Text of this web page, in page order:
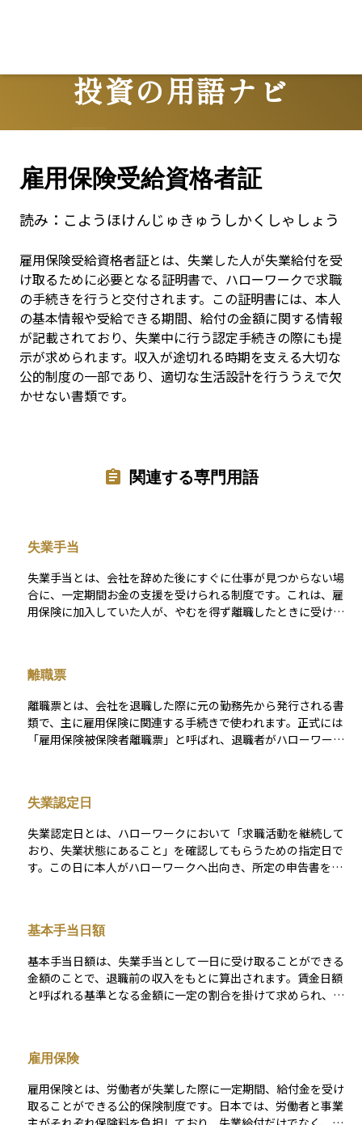
投資の用語ナビ
Terms
雇用保険受給資格者証
読み： こようほけんじゅきゅうしかくしゃしょう
雇用保険受給資格者証とは、失業した人が失業給付を受
け取るために必要となる証明書で、ハローワークで求職
の手続きを行うと交付されます。この証明書には、本人
の基本情報や受給できる期間、給付の金額に関する情報
が記載されており、失業中に行う認定手続きの際にも提
示が求められます。収入が途切れる時期を支える大切な
公的制度の一部であり、適切な生活設計を行ううえで欠
かせない書類です。
関連する専門用語
失業手当
失業手当とは、会社を辞めた後にすぐに仕事が見つからない場
合に、一定期間お金の支援を受けられる制度です。これは、雇
用保険に加入していた人が、やむを得ず離職したときに受け取
真剣に行っていることが支給の条件にもなっています。資産運
用においては、失業というリスクを考慮して、万が一に備えて
生活費を確保しておくことの大切さを考える上で関係してくる
概念です。
離職票
離職票とは、会社を退職した際に元の勤務先から発行される書
類で、主に雇用保険に関連する手続きで使われます。正式には
「雇用保険被保険者離職票」と呼ばれ、退職者がハローワーク
が含まれています。資産運用の観点では、収入が途絶える退職
期間中に離職票を使ってスムーズに失業給付を受け取ること
は、生活資金を確保するうえで非常に大切な行動となります。
失業認定日
失業認定日とは、ハローワークにおいて「求職活動を継続して
おり、失業状態にあること」を確認してもらうための指定日で
す。この日に本人がハローワークへ出向き、所定の申告書を提
可能性があります。求職活動の実績を証明することも求められ
るため、事前の準備が重要です。失業認定日は、失業保険を受
給している間は非常に大切な手続きのひとつになります。
基本手当日額
基本手当日額は、失業手当として一日に受け取ることができる
金額のことで、退職前の収入をもとに算出されます。賃金日額
と呼ばれる基準となる金額に一定の割合を掛けて求められ、年
る失業期間をどのように乗り切るかを考えるうえで重要な指標
となり、生活費の確保や投資の継続性を見極めるための判断材
料になります。
雇用保険
雇用保険とは、労働者が失業した際に一定期間、給付金を受け
取ることができる公的保険制度です。日本では、労働者と事業